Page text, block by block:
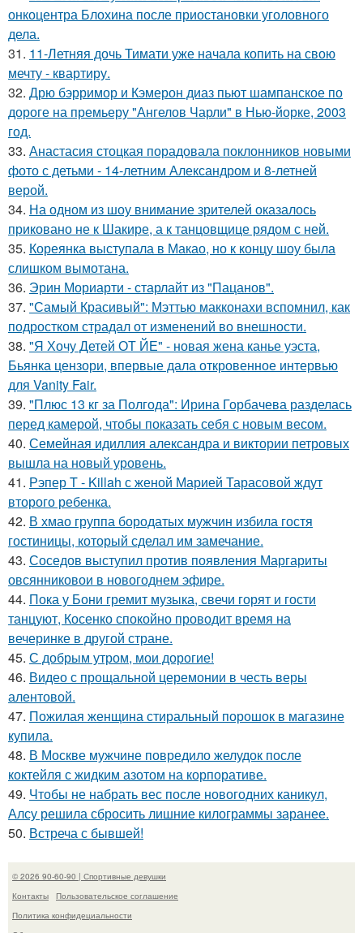
онкоцентра Блохина после приостановки уголовного
дела.
31. 11-Летняя дочь Тимати уже начала копить на свою
мечту - квартиру.
32. Дрю бэрримор и Кэмерон диаз пьют шампанское по
дороге на премьеру "Ангелов Чарли" в Нью-йорке, 2003
год.
33. Анастасия стоцкая порадовала поклонников новыми
фото с детьми - 14-летним Александром и 8-летней
верой.
34. На одном из шоу внимание зрителей оказалось
приковано не к Шакире, а к танцовщице рядом с ней.
35. Кореянка выступала в Макао, но к концу шоу была
слишком вымотана.
36. Эрин Мориарти - старлайт из "Пацанов".
37. "Самый Красивый": Мэттью макконахи вспомнил, как
подростком страдал от изменений во внешности.
38. "Я Хочу Детей ОТ ЙЕ" - новая жена канье уэста,
Бьянка цензори, впервые дала откровенное интервью
для Vanity Fair.
39. "Плюс 13 кг за Полгода": Ирина Горбачева разделась
перед камерой, чтобы показать себя с новым весом.
40. Семейная идиллия александра и виктории петровых
вышла на новый уровень.
41. Рэпер T - Killah с женой Марией Тарасовой ждут
второго ребенка.
42. В хмао группа бородатых мужчин избила гостя
гостиницы, который сделал им замечание.
43. Соседов выступил против появления Маргариты
овсянниковои в новогоднем эфире.
44. Пока у Бони гремит музыка, свечи горят и гости
танцуют, Косенко спокойно проводит время на
вечеринке в другой стране.
45. С добрым утром, мои дорогие!
46. Видео с прощальной церемонии в честь веры
алентовой.
47. Пожилая женщина стиральный порошок в магазине
купила.
48. В Москве мужчине повредило желудок после
коктейля с жидким азотом на корпоративе.
49. Чтобы не набрать вес после новогодних каникул,
Алсу решила сбросить лишние килограммы заранее.
50. Встреча с бывшей!
© 2026 90-60-90 | Спортивные девушки
Контакты
Пользовательское соглашение
Политика конфидециальности